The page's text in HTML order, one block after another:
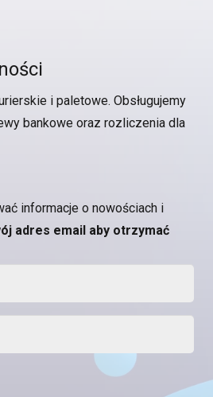
i paletowe. Obsługujemy
bankowe oraz rozliczenia dla
informacje o nowościach i
adres email aby otrzymać